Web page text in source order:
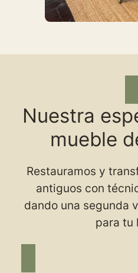
Nuestra
mueble
Restauramos y
antiguos con
dando una segunda
para tu